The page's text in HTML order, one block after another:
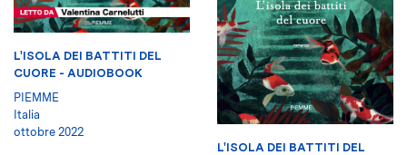
L'ISOLA DEI BATTITI DEL
CUORE - AUDIOBOOK
PIEMME
Italia
ottobre 2022
L'ISOLA DEI BATTITI DEL